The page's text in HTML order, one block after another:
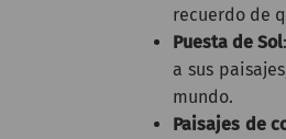
recuerdo de
Puesta de Sol
a sus
mundo.
Paisajes de